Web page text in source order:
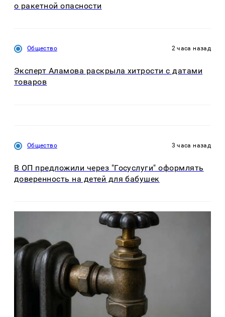
о ракетной опасности
Общество 2 часа назад
Эксперт Аламова раскрыла хитрости с датами
товаров
Общество 3 часа назад
В ОП предложили через "Госуслуги" оформлять
доверенность на детей для бабушек